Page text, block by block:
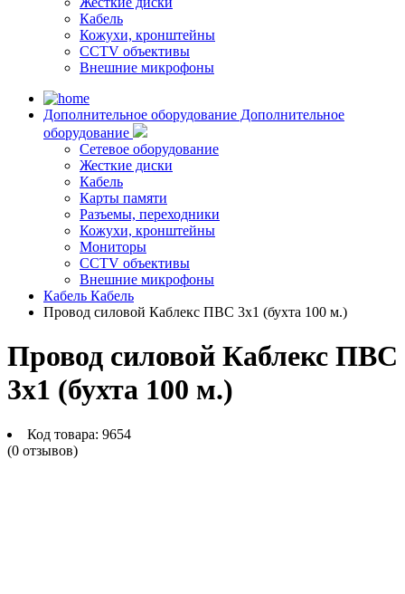
Кабель
Кожухи, кронштейны
CCTV объективы
Внешние микрофоны
Дополнительное оборудование Дополнительное
оборудование
Сетевое оборудование
Жесткие диски
Кабель
Карты памяти
Разъемы, переходники
Кожухи, кронштейны
Мониторы
CCTV объективы
Внешние микрофоны
Кабель Кабель
Провод силовой Каблекс ПВС 3х1 (бухта 100 м.)
Провод силовой Каблекс ПВС
3х1 (бухта 100 м.)
Код товара: 9654
(0 отзывов)